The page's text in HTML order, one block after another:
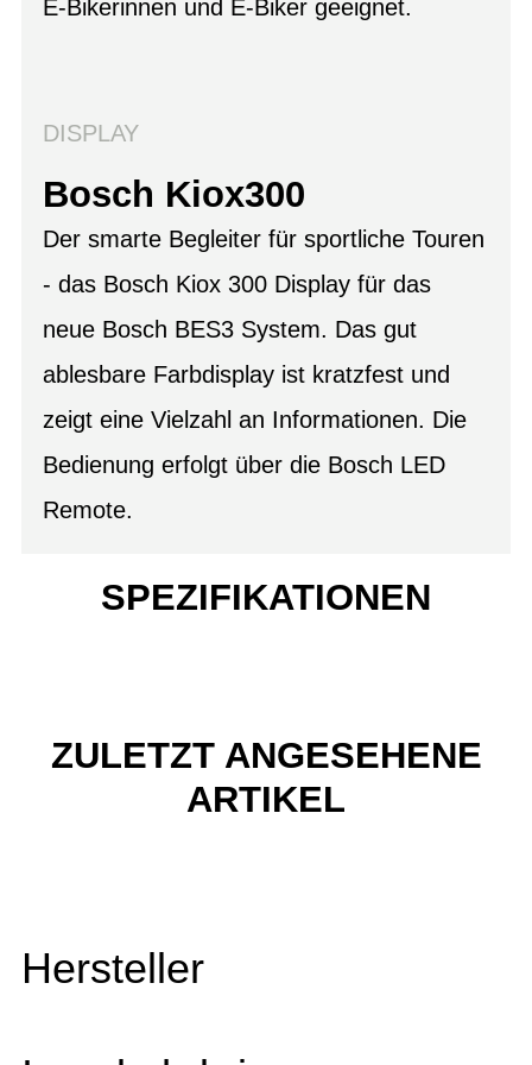
E-Bikerinnen und E-Biker geeignet.
DISPLAY
Bosch Kiox300
Der smarte Begleiter für sportliche Touren
- das Bosch Kiox 300 Display für das
neue Bosch BES3 System. Das gut
ablesbare Farbdisplay ist kratzfest und
zeigt eine Vielzahl an Informationen. Die
Bedienung erfolgt über die Bosch LED
Remote.
SPEZIFIKATIONEN
ZULETZT ANGESEHENE
ARTIKEL
Hersteller